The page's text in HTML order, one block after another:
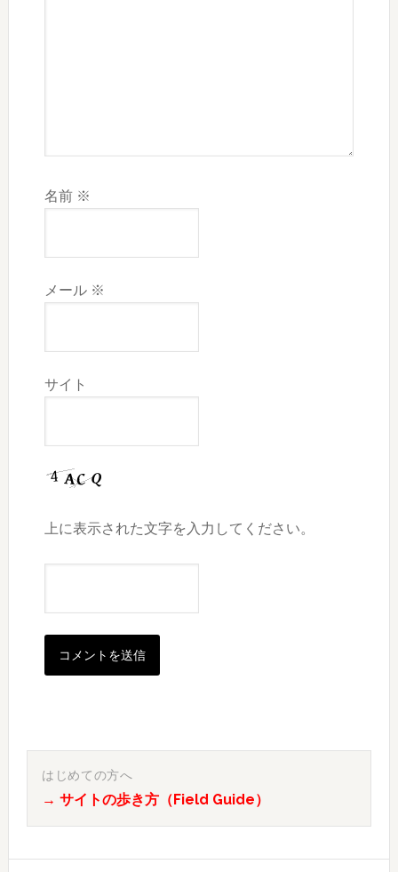
名前 ※
メール ※
サイト
上に表示された文字を入力してください。
最
はじめての方へ
→ サイトの歩き方（Field Guide）